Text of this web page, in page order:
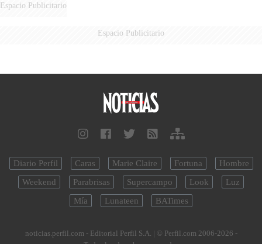
Espacio Publicitario
Espacio Publicitario
Diario Perfil Caras Marie Claire Fortuna
Hombre
Weekend
Parabrisas Supercampo Look
Luz
Mía
Lunateen BATimes
noticias.perfil.com - Editorial Perfil S.A. | © Perfil.com 2006-2026 -